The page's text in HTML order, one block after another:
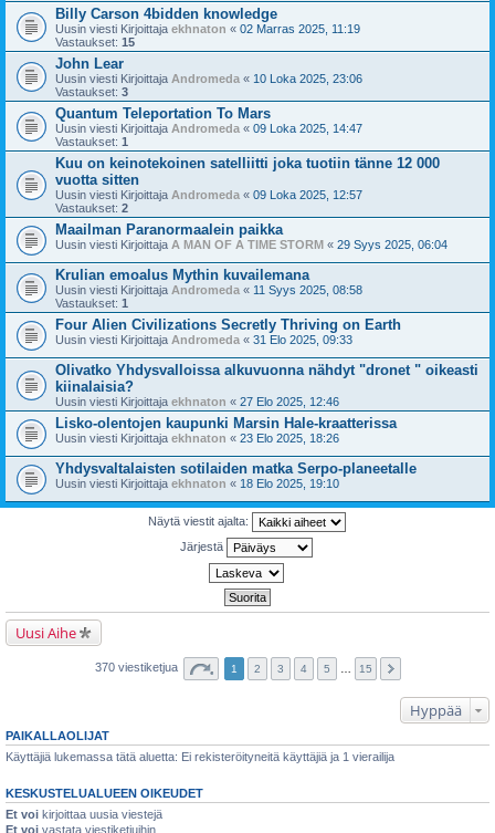
Billy Carson 4bidden knowledge
Uusin viesti Kirjoittaja ekhnaton « 02 Marras 2025, 11:19
Vastaukset: 15
John Lear
Uusin viesti Kirjoittaja Andromeda « 10 Loka 2025, 23:06
Vastaukset: 3
Quantum Teleportation To Mars
Uusin viesti Kirjoittaja Andromeda « 09 Loka 2025, 14:47
Vastaukset: 1
Kuu on keinotekoinen satelliitti joka tuotiin tänne 12 000
vuotta sitten
Uusin viesti Kirjoittaja Andromeda « 09 Loka 2025, 12:57
Vastaukset: 2
Maailman Paranormaalein paikka
Uusin viesti Kirjoittaja A MAN OF A TIME STORM « 29 Syys 2025, 06:04
Krulian emoalus Mythin kuvailemana
Uusin viesti Kirjoittaja Andromeda « 11 Syys 2025, 08:58
Vastaukset: 1
Four Alien Civilizations Secretly Thriving on Earth
Uusin viesti Kirjoittaja Andromeda « 31 Elo 2025, 09:33
Olivatko Yhdysvalloissa alkuvuonna nähdyt "dronet " oikeasti
kiinalaisia?
Uusin viesti Kirjoittaja ekhnaton « 27 Elo 2025, 12:46
Lisko-olentojen kaupunki Marsin Hale-kraatterissa
Uusin viesti Kirjoittaja ekhnaton « 23 Elo 2025, 18:26
Yhdysvaltalaisten sotilaiden matka Serpo-planeetalle
Uusin viesti Kirjoittaja ekhnaton « 18 Elo 2025, 19:10
Näytä viestit ajalta:
Järjestä
Uusi Aihe
370 viestiketjua 1 2 3 4 5 15
Hyppää
PAIKALLAOLIJAT
Käyttäjiä lukemassa tätä aluetta: Ei rekisteröityneitä käyttäjiä ja 1 vierailija
KESKUSTELUALUEEN OIKEUDET
Et voi kirjoittaa uusia viestejä
Et voi vastata viestiketjuihin